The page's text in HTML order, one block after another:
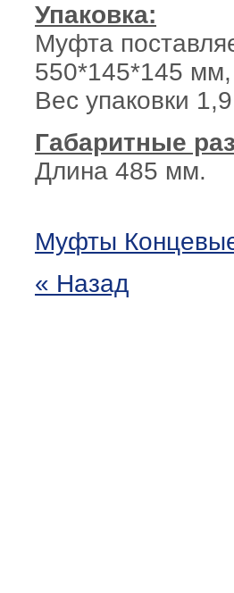
Упаковка:
Муфта
550*145*145
Вес упаковки 1,9
Габаритные
Длина 485 мм.
Муфты
« Назад